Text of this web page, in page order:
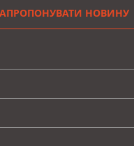
НОВИНУ